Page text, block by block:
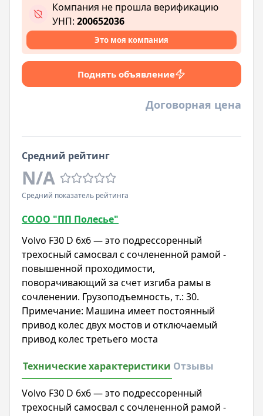
СООО "ПП Полесье"
Volvo F30 D 6x6 — это подрессоренный
трехосный самосвал с сочлененной рамой -
повышенной проходимости,
поворачивающий за счет изгиба рамы в
сочленении. Грузоподъемность, т.: 30.
Примечание: Машина имеет постоянный
привод колес двух мостов и отключаемый
привод колес третьего моста
Технические характеристики Отзывы
Volvo F30 D 6x6 — это подрессоренный
трехосный самосвал с сочлененной рамой -
Компания не прошла верификацию
УНП: 200652036
Это моя компания
Поднять объявление
Договорная цена
Средний рейтинг
N/A
Средний показатель рейтинга